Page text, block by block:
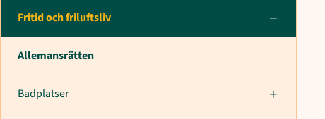
Fritid och friluftsliv
Allemansrätten
Badplatser